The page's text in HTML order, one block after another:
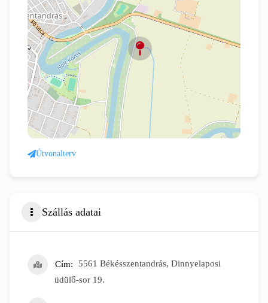
Útvonalterv
Szállás adatai
Cím
5561 Békésszentandrás, Dinnyelaposi
üdülő-sor 19.